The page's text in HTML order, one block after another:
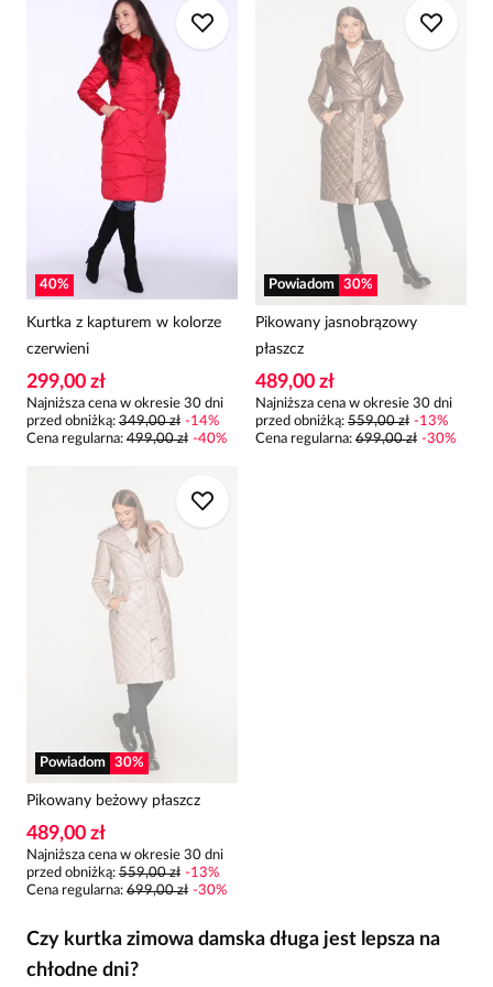
40%
Kurtka z kapturem w kolorze
czerwieni
299,00 zł
Najniższa cena w okresie 30 dni
przed obniżką: 349,00 zł -14%
Cena regularna: 499,00 zł -40%
Powiadom 30%
Pikowany jasnobrązowy
płaszcz
489,00 zł
Najniższa cena w okresie 30 dni
przed obniżką: 559,00 zł -13%
Cena regularna: 699,00 zł -30%
Powiadom 30%
Pikowany beżowy płaszcz
489,00 zł
Najniższa cena w okresie 30 dni
przed obniżką: 559,00 zł -13%
Cena regularna: 699,00 zł -30%
Czy kurtka zimowa damska długa jest lepsza na
chłodne dni?